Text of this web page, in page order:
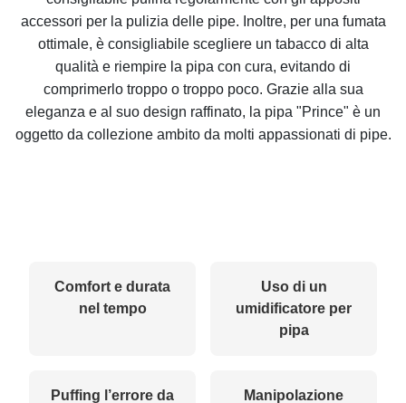
accessori per la pulizia delle pipe. Inoltre, per una fumata
ottimale, è consigliabile scegliere un tabacco di alta
qualità e riempire la pipa con cura, evitando di
comprimerlo troppo o troppo poco. Grazie alla sua
eleganza e al suo design raffinato, la pipa "Prince" è un
oggetto da collezione ambito da molti appassionati di pipe.
Comfort e durata
nel tempo
Uso di un
umidificatore per
pipa
Puffing l’errore da
Manipolazione